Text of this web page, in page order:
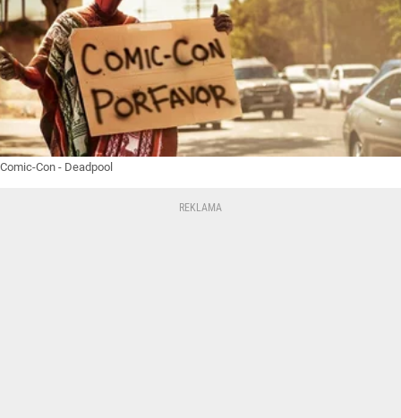
Comic-Con - Deadpool